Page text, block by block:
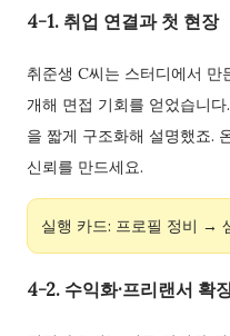
4-1. 취업 연결과 첫 현장
취준생 C씨는 스터디에서 만
개해 면접 기회를 얻었습니
을 짧게 구조화해 설명했죠.
신뢰를 만드세요.
실행 카드: 프로필 정비 →
4-2. 수익화·프리랜서 확